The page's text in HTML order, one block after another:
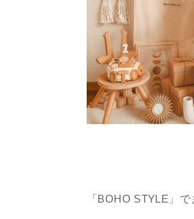
「BOHO STYLE」